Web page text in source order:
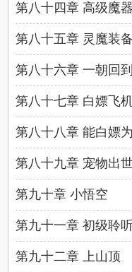
第八十四章 高级魔
第八十五章 灵魔装
第八十六章 一朝回
第八十七章 白嫖飞
第八十八章 能白嫖
第八十九章 宠物出
第九十章 小悟空
第九十一章 初级聆
第九十二章 上山顶